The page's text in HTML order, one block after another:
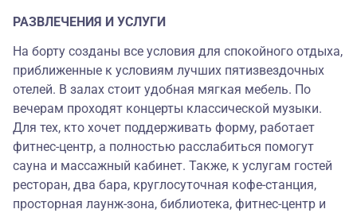
РАЗВЛЕЧЕНИЯ И УСЛУГИ
На борту созданы все условия для спокойного отдыха,
приближенные к условиям лучших пятизвездочных
отелей. В залах стоит удобная мягкая мебель. По
вечерам проходят концерты классической музыки.
Для тех, кто хочет поддерживать форму, работает
фитнес-центр, а полностью расслабиться помогут
сауна и массажный кабинет. Также, к услугам гостей
ресторан, два бара, круглосуточная кофе-станция,
просторная лаунж-зона, библиотека, фитнес-центр и